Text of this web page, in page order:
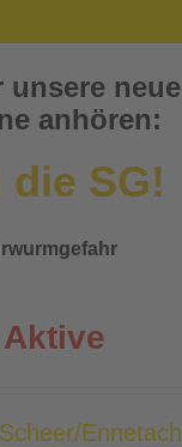
neue
anhören:
SG!
Ennetach